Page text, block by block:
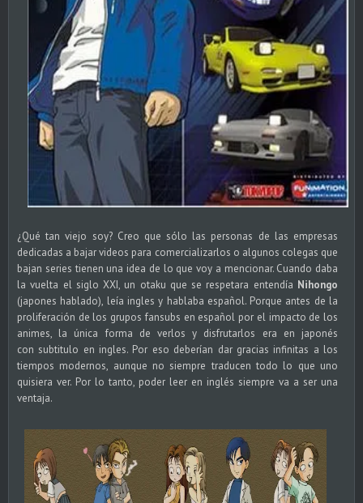
¿Qué tan viejo soy? Creo que sólo las personas de las empresas
dedicadas a bajar videos para comercializarlos o algunos colegas que
bajan series tienen una idea de lo que voy a mencionar. Cuando daba
la vuelta el siglo XXI, un otaku que se respetara entendía Nihongo
(japones hablado), leía ingles y hablaba español. Porque antes de la
proliferación de los grupos fansubs en español por el impacto de los
animes, la única forma de verlos y disfrutarlos era en japonés
con subtitulo en ingles. Por eso deberían dar gracias infinitas a los
tiempos modernos, aunque no siempre traducen todo lo que uno
quisiera ver. Por lo tanto, poder leer en inglés siempre va a ser una
ventaja.